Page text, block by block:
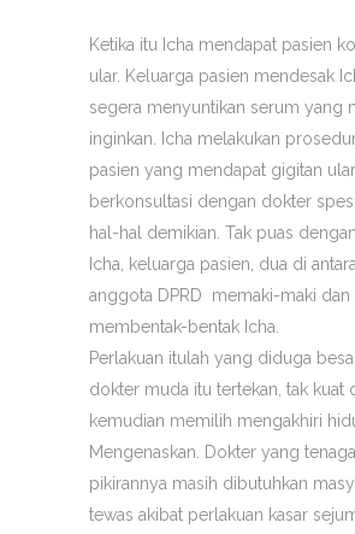
Ketika itu Icha mendapat pasien
ular. Keluarga pasien mendesak
segera menyuntikan serum yang
inginkan. Icha melakukan
pasien yang mendapat gigitan
berkonsultasi dengan dokter
hal-hal demikian. Tak puas
Icha, keluarga pasien, dua di
anggota DPRD memaki-maki dan
membentak-bentak Icha.
Perlakuan itulah yang diduga
dokter muda itu tertekan, tak kuat
kemudian memilih mengakhiri
Mengenaskan. Dokter yang
pikirannya masih dibutuhkan
tewas akibat perlakuan kasar